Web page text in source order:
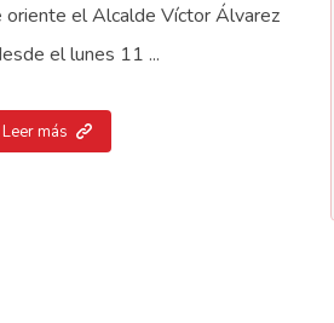
oriente el Alcalde Víctor Álvarez
el lunes 11 ...
Leer más